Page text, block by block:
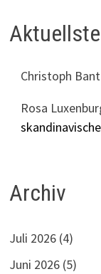
Christoph Bant
Rosa
Archiv
Juli 2026 (4)
Juni 2026 (5)